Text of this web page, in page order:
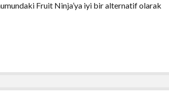
Fruit Ninja’ya iyi bir alternatif olarak